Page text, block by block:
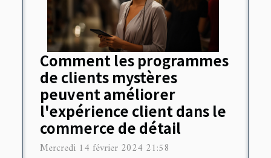
Comment les programmes
de clients mystères
peuvent améliorer
l'expérience client dans le
commerce de détail
Mercredi 14 février 2024 21:58